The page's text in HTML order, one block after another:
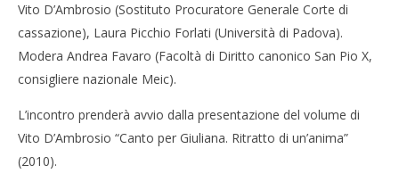
Vito D’Ambrosio (Sostituto Procuratore Generale Corte di
cassazione), Laura Picchio Forlati (Università di Padova).
Modera Andrea Favaro (Facoltà di Diritto canonico San Pio X,
consigliere nazionale Meic).
L’incontro prenderà avvio dalla presentazione del volume di
Vito D’Ambrosio “Canto per Giuliana. Ritratto di un’anima”
(2010).